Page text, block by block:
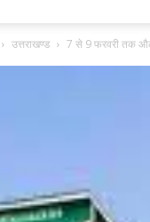
उत्तराखण्ड 7 से 9 फरवरी तक